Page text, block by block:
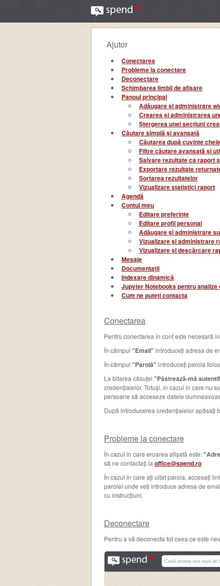
Ajutor
Conectarea
Probleme la conectare
Deconectare
Schimbarea limbii de afișare
Panoul principal
Adăugare și administrare
Crearea și administrarea
Ștergerea unei secțiuni
Căutare simplă și avansată
Căutarea după cuvinte cheie
Filtre căutare avansată și
Salvare rezultate ca raport
Exportare rezultate
Sortarea rezultatelor
Vizualizare statistici raport
Agendă
Contul meu
Editare preferințe
Editare profil personal
Adăugare și administrare
Vizualizare și administrare
Vizualizare și descărcare
Mesaje
Documentații
Indexare dinamică
Jupyter Notebooks pentru analize
Cum ne puteți contacta
Conectarea
Pentru conectarea în cont este necesară
În câmpul "Email" introduceți adresa de
În câmpul "Parolă" introduceți parola
La bifarea căsuței "Păstrează-mă
credențialelor. Totuși, în cazul în care nu
persoane să acceseze datele
După introducerea credențialelor apăsați
Probleme la conectare
În cazul în care eroarea afișată este:
să ne contactați la office@spend.ro
În cazul în care ați uitat parola, accesați
parolei unde veți introduce adresa de
cu instrucțiuni.
Deconectare
Pentru a vă deconecta tot ceea ce este